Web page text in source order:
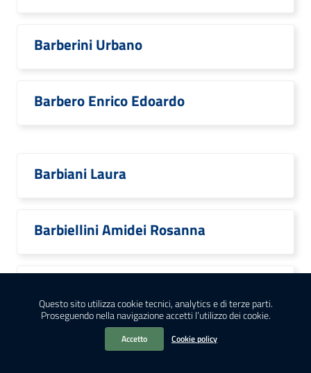
Questo sito utilizza cookie tecnici, analytics e di terze parti.
Proseguendo nella navigazione accetti l’utilizzo dei cookie.
Accetto Cookie policy
Barberini Urbano
Barbero Enrico Edoardo
Barbiani Laura
Barbiellini Amidei Rosanna
Barbieri Costanza